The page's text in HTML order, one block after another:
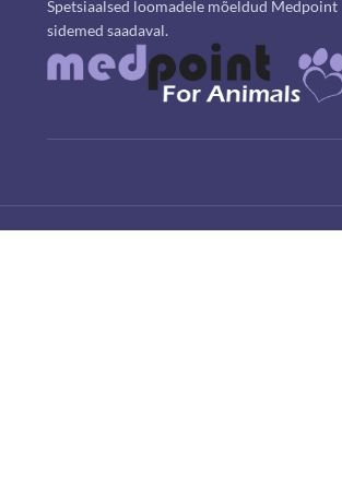
Spetsiaalsed loomadele mõeldud Medpoint
sidemed saadaval.